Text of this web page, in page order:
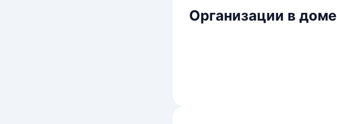
Организации в доме